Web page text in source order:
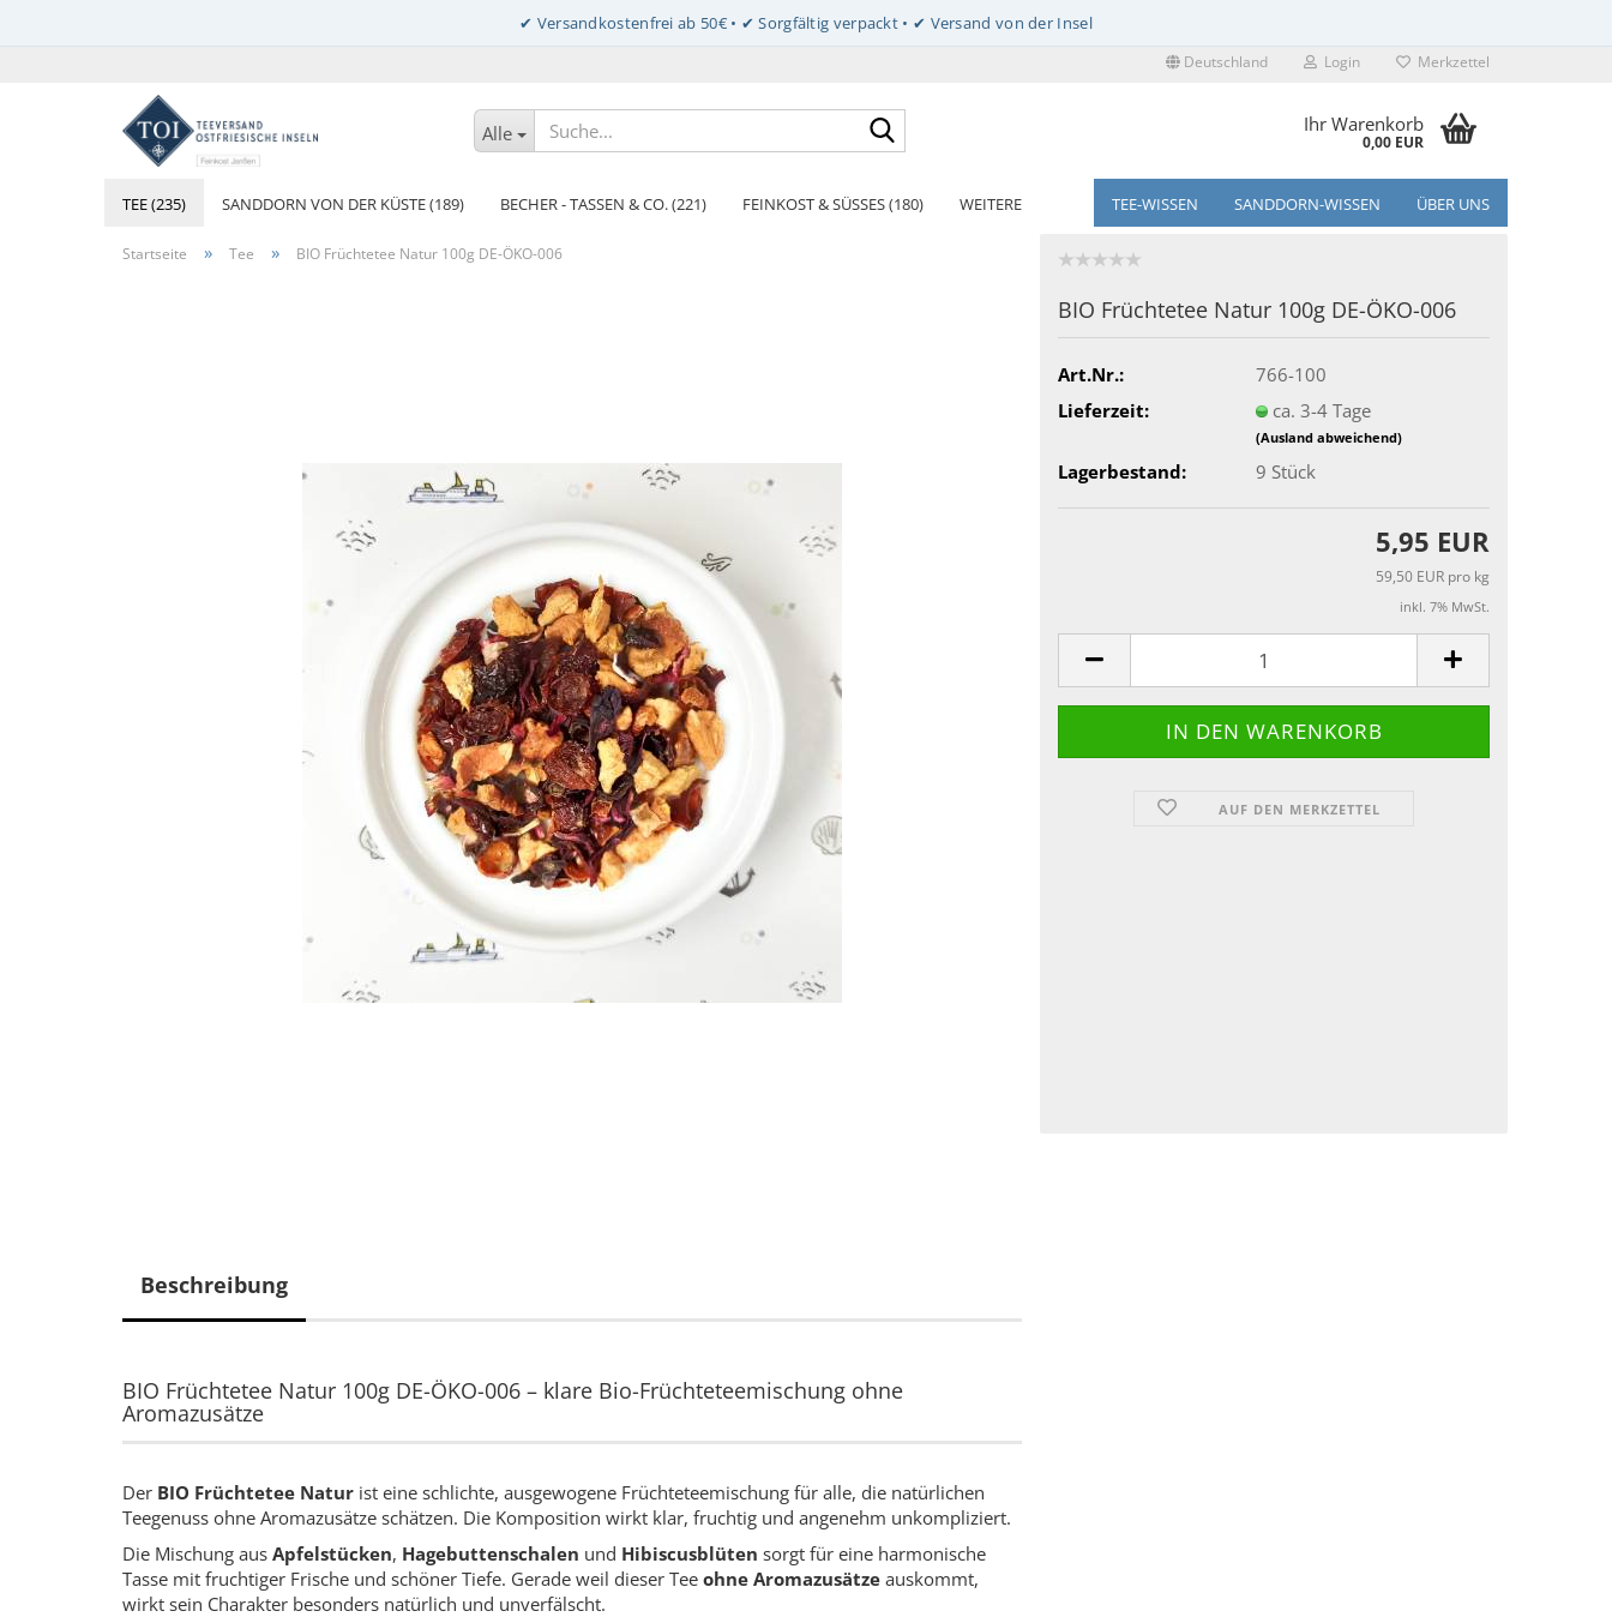
Deutschland Login Merkzettel
Alle Ihr Warenkorb
0,00 EUR
TEE (235) SANDDORN VON DER KÜSTE (189) BECHER - TASSEN & CO. (221) FEINKOST & SÜSSES (180) TEE-WISSEN SANDDORN-WISSEN ÜBER UNS
WEITERE
Startseite » Tee » BIO Früchtetee Natur 100g DE-ÖKO-006
BIO Früchtetee Natur 100g DE-ÖKO-006
Art.Nr.:
766-100
Lieferzeit:
ca. 3-4 Tage
(Ausland abweichend)
Lagerbestand: 9 Stück
5,95 EUR
59,50 EUR pro kg
inkl. 7% MwSt.
AUF DEN MERKZETTEL
Beschreibung
BIO Früchtetee Natur 100g DE-ÖKO-006 – klare Bio-Früchteteemischung ohne
Aromazusätze
Der BIO Früchtetee Natur ist eine schlichte, ausgewogene Früchteteemischung für alle, die natürlichen
Teegenuss ohne Aromazusätze schätzen. Die Komposition wirkt klar, fruchtig und angenehm unkompliziert.
Die Mischung aus Apfelstücken, Hagebuttenschalen und Hibiscusblüten sorgt für eine harmonische
Tasse mit fruchtiger Frische und schöner Tiefe. Gerade weil dieser Tee ohne Aromazusätze auskommt,
wirkt sein Charakter besonders natürlich und unverfälscht.